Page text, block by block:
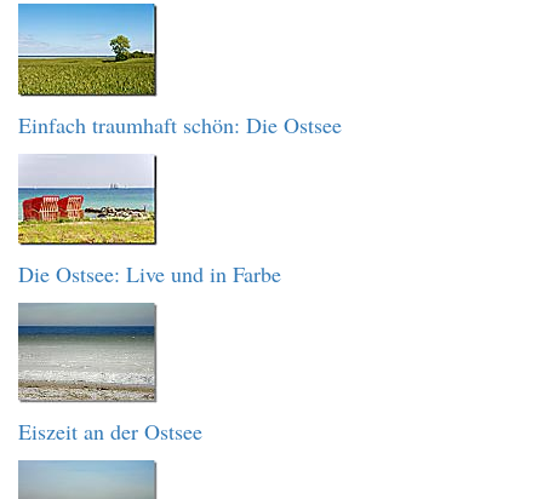
Einfach traumhaft schön: Die Ostsee
Die Ostsee: Live und in Farbe
Eiszeit an der Ostsee